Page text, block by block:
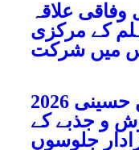
علاقہ
کے مرکزی
میں شرکت
پاکستان بھر میں اربعین حسینی 2026
و جذبے کے
جلوسوں